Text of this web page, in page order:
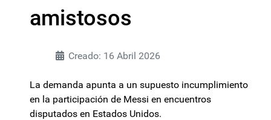
amistosos
Creado: 16 Abril 2026
La demanda apunta a un supuesto incumplimiento
en la participación de Messi en encuentros
disputados en Estados Unidos.